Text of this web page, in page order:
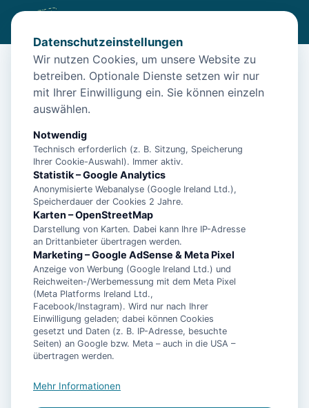
/Unterkünfte /Wangerooge/
"Entspannte Auszeiten: Charmante Ferienwohnung auf
Wangerooge"
"Entspannte Auszeiten: Charmante
Ferienwohnung auf Wangerooge"
26486 Wangerooge
Datenschutzeinstellungen
Wir nutzen Cookies, um unsere Website zu
betreiben. Optionale Dienste setzen wir nur
mit Ihrer Einwilligung ein. Sie können einzeln
auswählen.
Notwendig
Technisch erforderlich (z. B. Sitzung, Speicherung
Ihrer Cookie-Auswahl). Immer aktiv.
Statistik – Google Analytics
Anonymisierte Webanalyse (Google Ireland Ltd.),
Speicherdauer der Cookies 2 Jahre.
Karten – OpenStreetMap
Darstellung von Karten. Dabei kann Ihre IP-Adresse
an Drittanbieter übertragen werden.
Marketing – Google AdSense & Meta Pixel
Anzeige von Werbung (Google Ireland Ltd.) und
Reichweiten-/Werbemessung mit dem Meta Pixel
(Meta Platforms Ireland Ltd.,
Facebook/Instagram). Wird nur nach Ihrer
Einwilligung geladen; dabei können Cookies
gesetzt und Daten (z. B. IP-Adresse, besuchte
Seiten) an Google bzw. Meta – auch in die USA –
übertragen werden.
Mehr Informationen